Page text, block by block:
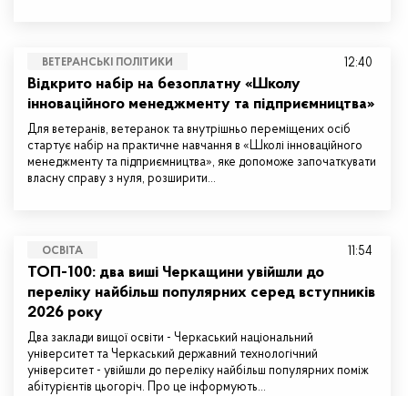
ВЕТЕРАНСЬКІ ПОЛІТИКИ
Відкрито набір на безоплатну «Школу
інноваційного менеджменту та підприємництва»
Для ветеранів, ветеранок та внутрішньо переміщених осіб
стартує набір на практичне навчання в «Школі інноваційного
менеджменту та підприємництва», яке допоможе започаткувати
власну справу з нуля, розширити…
12:40
ОСВІТА
ТОП-100: два виші Черкащини увійшли до
переліку найбільш популярних серед вступників
2026 року
Два заклади вищої освіти - Черкаський національний
університет та Черкаський державний технологічний
університет - увійшли до переліку найбільш популярних поміж
абітурієнтів цьогоріч. Про це інформують…
11:54